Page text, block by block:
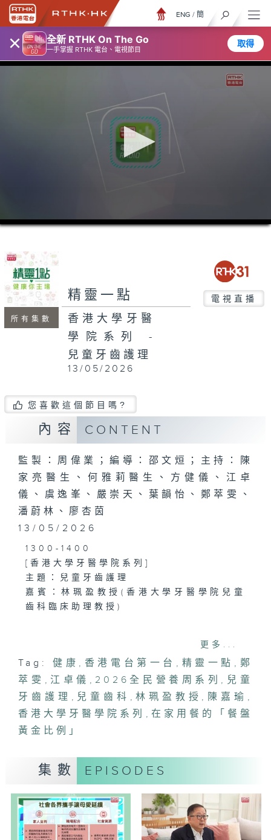
× 全新 RTHK On The Go
一手掌握 RTHK 電台、電視節目
取得
ENG / 簡
0
seconds
minutes,
36
seconds
所有集數
精靈一點 電視直播
香港大學牙醫
學院系列 -
兒童牙齒護理
13/05/2026
您喜歡這個節目嗎?
內容 CONTENT
監製：周偉業；編導：邵文烜；主持：陳
家亮醫生、何雅莉醫生、方健儀、江卓
儀、虞逸峯、嚴崇天、葉韻怡、鄭萃雯、
潘蔚林、廖杏茵
13/05/2026
1300-1400
[香港大學牙醫學院系列]
主題：兒童牙齒護理
嘉賓：林珮盈教授(香港大學牙醫學院兒童
齒科臨床助理教授)
主題：在家用餐的「餐盤黃金比例」
嘉賓：陳嘉瑜(註冊營養師、香港營養學會
會員)
更多...
Tag: 健康 , 香港電台第一台 , 精靈一點 , 鄭
萃雯 , 江卓儀 , 2026全民營養周系列 , 兒童
牙齒護理 , 兒童齒科 , 林珮盈教授 , 陳嘉瑜 ,
香港大學牙醫學院系列 , 在家用餐的「餐盤
黃金比例」
集數 EPISODES